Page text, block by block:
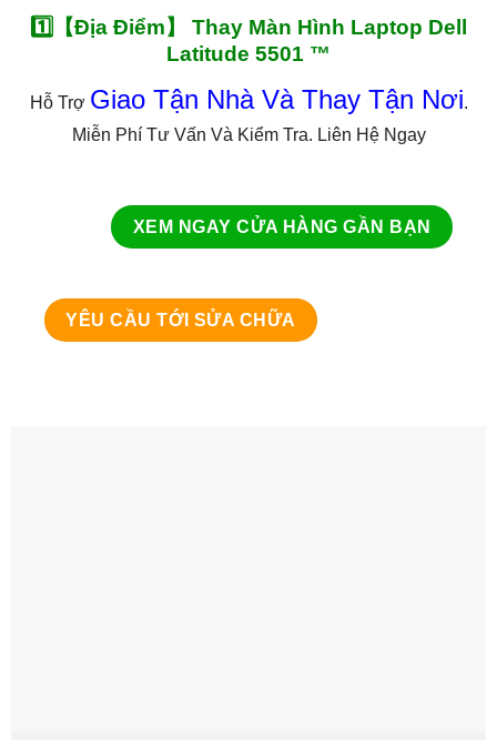
1️⃣【Địa Điểm】 Thay Màn Hình Laptop Dell
Latitude 5501 ™
Hỗ Trợ Giao Tận Nhà Và Thay Tận Nơi.
Miễn Phí Tư Vấn Và Kiểm Tra. Liên Hệ Ngay
XEM NGAY CỬA HÀNG GẦN BẠN
YÊU CẦU TỚI SỬA CHỮA